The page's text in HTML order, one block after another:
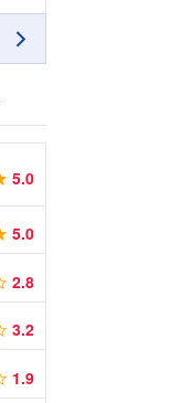
5.0
5.0
2.8
3.2
1.9